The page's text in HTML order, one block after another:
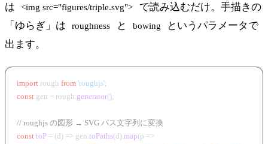
は
<img src="figures/triple.svg">
で読み込むだけ。手描きの
「ゆらぎ」は
roughness と bowing
というパラメータで
出ます。
import rough from 'roughjs'
const gen = rough.generator();
// roughjs の図形 → SVG パス文字列に変換
const toP = (d) => gen.toPaths(d).map(p =>